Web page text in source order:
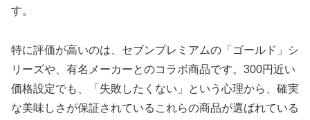
す。
特に評価が高いのは、セブンプレミアムの「ゴールド」シ
リーズや、有名メーカーとのコラボ商品です。300円近い
価格設定でも、「失敗したくない」という心理から、確実
な美味しさが保証されているこれらの商品が選ばれている